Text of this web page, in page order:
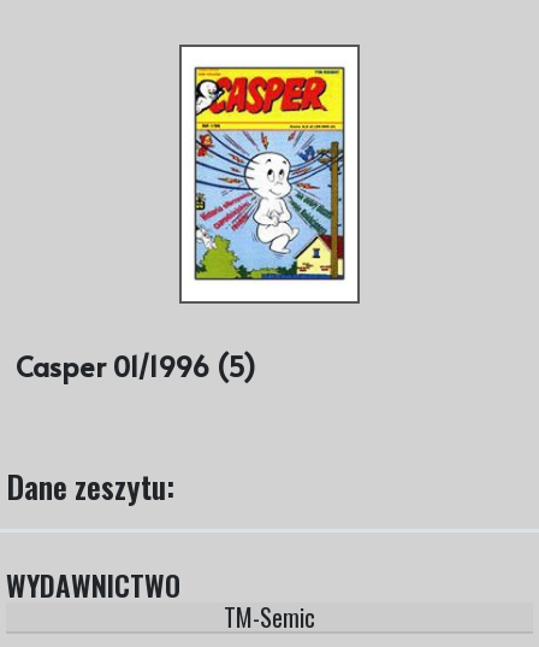
Casper 01/1996 (5)
Dane zeszytu:
WYDAWNICTWO
TM-Semic